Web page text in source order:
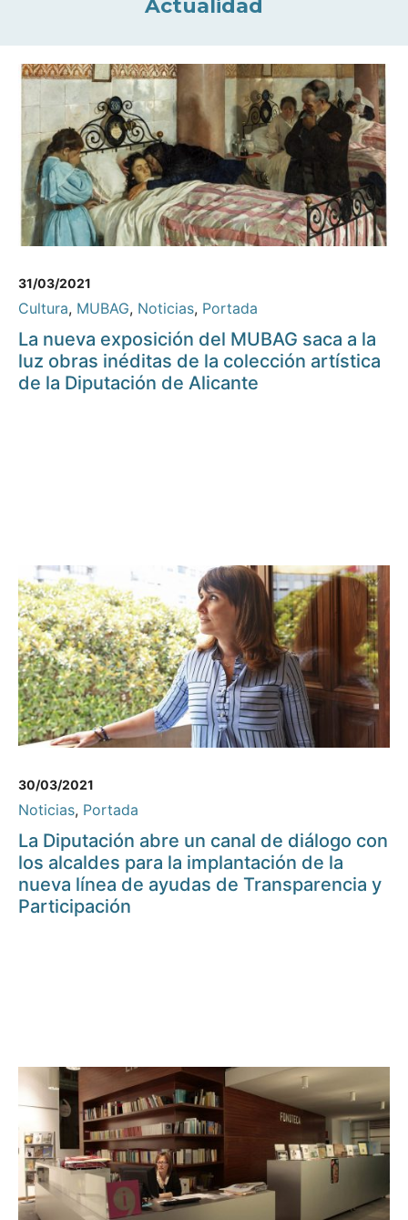
Actualidad
31/03/2021
Cultura, MUBAG, Noticias, Portada
La nueva exposición del MUBAG saca a la
luz obras inéditas de la colección artística
de la Diputación de Alicante
30/03/2021
Noticias, Portada
La Diputación abre un canal de diálogo con
los alcaldes para la implantación de la
nueva línea de ayudas de Transparencia y
Participación